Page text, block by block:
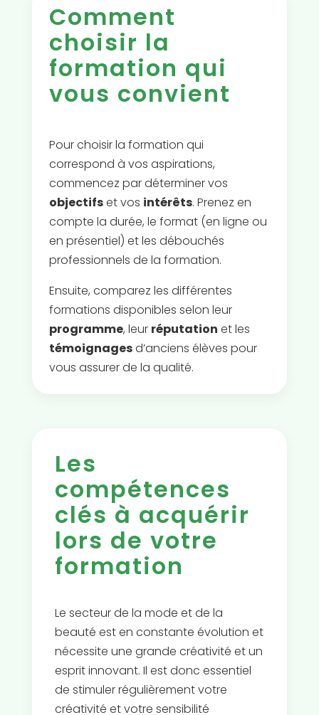
Comment
choisir la
formation qui
vous convient
Pour choisir la formation qui
correspond à vos aspirations,
commencez par déterminer vos
objectifset vos intérêts. Prenez en
compte la durée, le format (en ligne ou
en présentiel) et les débouchés
professionnels de la formation.
Ensuite, comparez les différentes
formations disponibles selon leur
programme, leur réputation et les
témoignagesd’anciens élèves pour
vous assurer de la qualité.
Les
compétences
clés à acquérir
lors de votre
formation
Le secteur de la mode et de la
beauté est en constante évolution et
nécessite une grande créativité et un
esprit innovant. Il est donc essentiel
de stimuler régulièrement votre
créativité et votre sensibilité